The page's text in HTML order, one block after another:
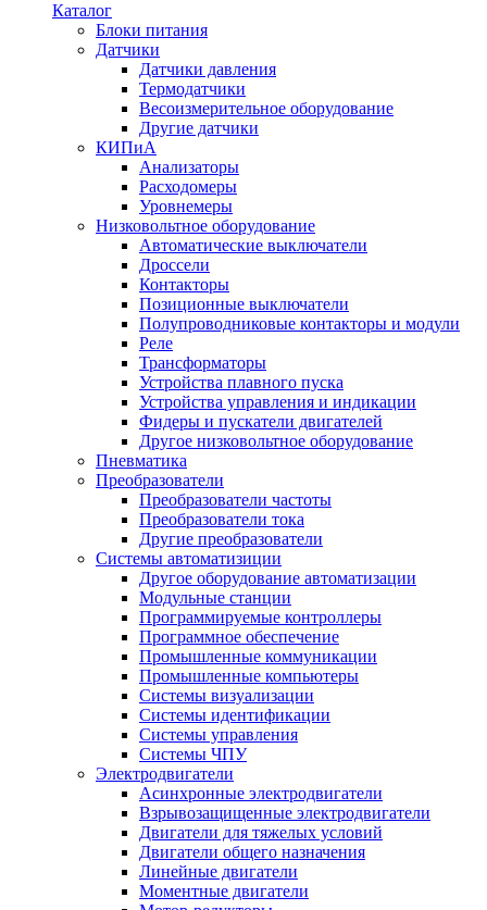
Каталог
Блоки питания
Датчики
Датчики давления
Термодатчики
Весоизмерительное оборудование
Другие датчики
КИПиА
Анализаторы
Расходомеры
Уровнемеры
Низковольтное оборудование
Автоматические выключатели
Дроссели
Контакторы
Позиционные выключатели
Полупроводниковые контакторы и модули
Реле
Трансформаторы
Устройства плавного пуска
Устройства управления и индикации
Фидеры и пускатели двигателей
Другое низковольтное оборудование
Пневматика
Преобразователи
Преобразователи частоты
Преобразователи тока
Другие преобразователи
Системы автоматизиции
Другое оборудование автоматизации
Модульные станции
Программируемые контроллеры
Программное обеспечение
Промышленные коммуникации
Промышленные компьютеры
Системы визуализации
Системы идентификации
Системы управления
Системы ЧПУ
Электродвигатели
Асинхронные электродвигатели
Взрывозащищенные электродвигатели
Двигатели для тяжелых условий
Двигатели общего назначения
Линейные двигатели
Моментные двигатели